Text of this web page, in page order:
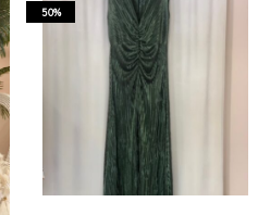
50%